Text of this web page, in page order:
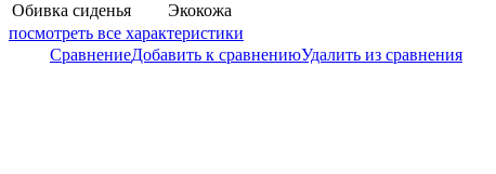
Обивка сиденья
Экокожа
посмотреть все характеристики
СравнениеДобавить к сравнениюУдалить из сравнения